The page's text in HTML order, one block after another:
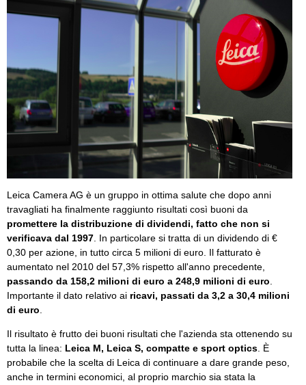
Leica Camera AG è un gruppo in ottima salute che dopo anni
travagliati ha finalmente raggiunto risultati così buoni da
promettere la distribuzione di dividendi, fatto che non si
verificava dal 1997 . In particolare si tratta di un dividendo di €
0,30 per azione, in tutto circa 5 milioni di euro. Il fatturato è
aumentato nel 2010 del 57,3% rispetto all'anno precedente,
passando da 158,2 milioni di euro a 248,9 milioni di euro
Importante il dato relativo ai ricavi, passati da 3,2 a 30,4 milioni
di euro
Il risultato è frutto dei buoni risultati che l'azienda sta ottenendo su
tutta la linea: Leica M, Leica S, compatte e sport optics . È
probabile che la scelta di Leica di continuare a dare grande peso,
anche in termini economici, al proprio marchio sia stata la